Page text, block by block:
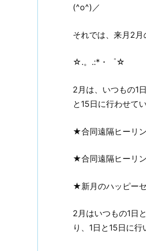
(^o^)／
それでは、来月2月
☆.。.:*・゜☆
2月は、いつもの1
と15日に行わせて
★合同遠隔ヒー
★合同遠隔ヒー
★新月のハッピー
2月はいつもの1日
り、1日と15日に行